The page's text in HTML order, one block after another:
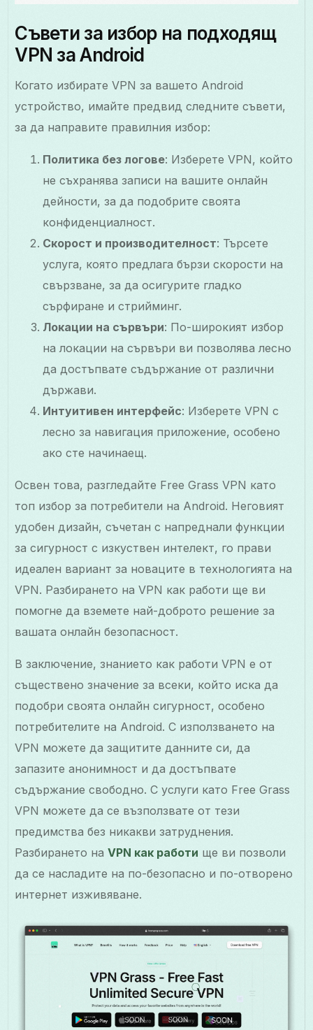
Съвети за избор на подходящ
VPN за Android
Когато избирате VPN за вашето Android
устройство, имайте предвид следните съвети,
за да направите правилния избор:
Политика без логове: Изберете VPN, който
не съхранява записи на вашите онлайн
дейности, за да подобрите своята
конфиденциалност.
Скорост и производителност: Търсете
услуга, която предлага бързи скорости на
свързване, за да осигурите гладко
сърфиране и стрийминг.
Локации на сървъри: По-широкият избор
на локации на сървъри ви позволява лесно
да достъпвате съдържание от различни
държави.
Интуитивен интерфейс: Изберете VPN с
лесно за навигация приложение, особено
ако сте начинаещ.
Освен това, разгледайте Free Grass VPN като
топ избор за потребители на Android. Неговият
удобен дизайн, съчетан с напреднали функции
за сигурност с изкуствен интелект, го прави
идеален вариант за новаците в технологията на
VPN. Разбирането на VPN как работи ще ви
помогне да вземете най-доброто решение за
вашата онлайн безопасност.
В заключение, знанието как работи VPN е от
съществено значение за всеки, който иска да
подобри своята онлайн сигурност, особено
потребителите на Android. С използването на
VPN можете да защитите данните си, да
запазите анонимност и да достъпвате
съдържание свободно. С услуги като Free Grass
VPN можете да се възползвате от тези
предимства без никакви затруднения.
Разбирането наVPN как работи ще ви позволи
да се насладите на по-безопасно и по-отворено
интернет изживяване.